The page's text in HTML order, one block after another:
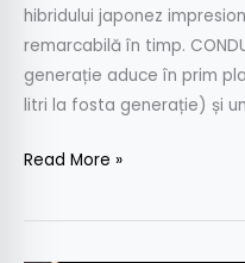
hibridului japonez
remarcabilă în timp.
generație aduce în prim
litri la fosta generație) și
Read More »